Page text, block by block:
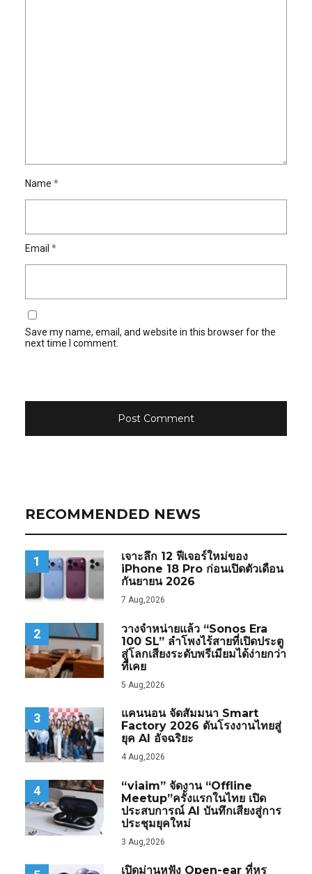
Name *
Email *
Save my name, email, and website in this browser for the
next time I comment.
RECOMMENDED NEWS
1
เจาะลึก 12 ฟีเจอร์ใหม่ของ
iPhone 18 Pro ก่อนเปิดตัวเดือน
กันยายน 2026
7 Aug,2026
2
วางจำหน่ายแล้ว “Sonos Era
100 SL” ลำโพงไร้สายที่เปิดประตู
สู่โลกเสียงระดับพรีเมียมได้ง่ายกว่า
ที่เคย
5 Aug,2026
3
แคนนอน จัดสัมมนา Smart
Factory 2026 ดันโรงงานไทยสู่
ยุค AI อัจฉริยะ
4 Aug,2026
4
“viaim” จัดงาน “Offline
Meetup”ครั้งแรกในไทย เปิด
ประสบการณ์ AI บันทึกเสียงสู่การ
ประชุมยุคใหม่
3 Aug,2026
เปิดม่านหูฟัง Open-ear ที่หรู